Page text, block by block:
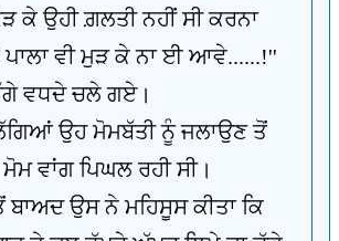
ਉਹੀ ਗ਼ਲਤੀ ਨਹੀਂ ਸੀ ਕਰਨਾ
ਪਾਲਾ ਵੀ ਮੁੜ ਕੇ ਨਾ ਈ ਆਵੇ......!''
ਵਧਦੇ ਚਲੇ ਗਏ।
ਉਹ ਮੋਮਬੱਤੀ ਨੂੰ ਜਲਾਉਣ ਤੋਂ
ਵਾਂਗ ਪਿਘਲ ਰਹੀ ਸੀ।
ਬਾਅਦ ਉਸ ਨੇ ਮਹਿਸੂਸ ਕੀਤਾ ਕਿ